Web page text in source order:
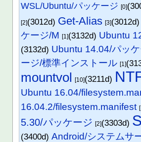
WSL/Ubuntu/パッケージ [0]
[2](3012d) Get-Alias [3]
ケージ/M [1](3132d) Ubuntu
(3132d) Ubuntu 14.04/パッ
ージ/標準インストール [1]
mountvol [10](3211d)
Ubuntu 16.04/
16.04.2/filesystem.manifest
5.30/パッケージ [2](3303d)
(3400d)Android/システムサ